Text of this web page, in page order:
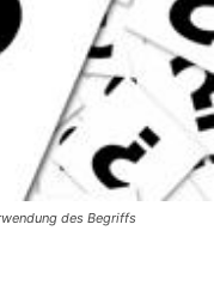
des Begriffs